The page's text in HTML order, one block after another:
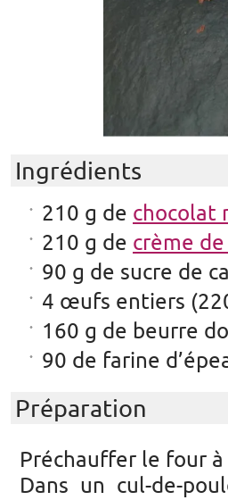
Ingrédients
210 g de chocolat
210 g de crème
90 g de sucre de
4 œufs entiers
160 g de beurre
90 de farine
Préparation
Préchauffer le four
Dans un cul-de-